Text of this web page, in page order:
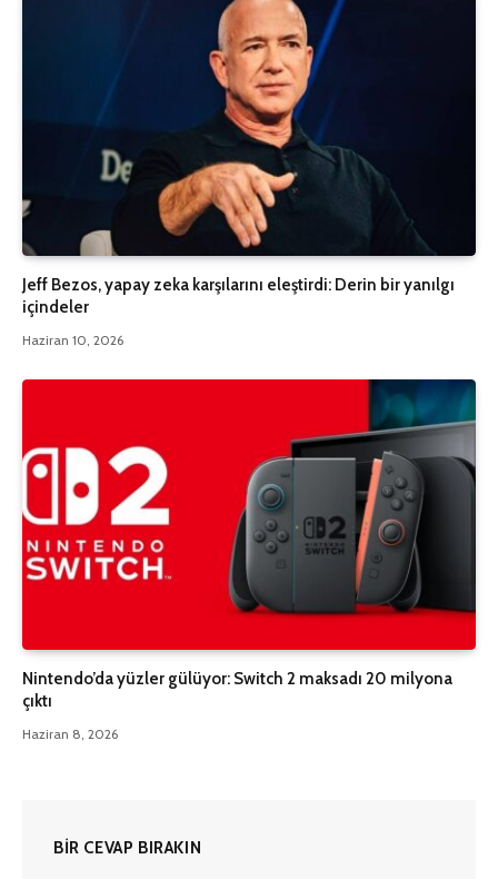
Jeff Bezos, yapay zeka karşılarını eleştirdi: Derin bir yanılgı
içindeler
Haziran 10, 2026
Nintendo’da yüzler gülüyor: Switch 2 maksadı 20 milyona
çıktı
Haziran 8, 2026
BIR CEVAP BIRAKIN